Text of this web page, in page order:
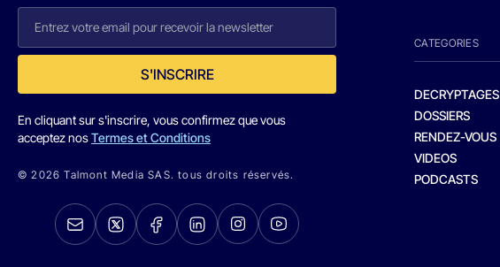
S'INSCRIRE
En cliquant sur s'inscrire, vous confirmez que vous
acceptez nosTermes et Conditions
© 2026 Talmont Media SAS. tous droits réservés.
CATEGORIES
DECRYPTAGES
DOSSIERS
RENDEZ-VOUS
VIDEOS
PODCASTS